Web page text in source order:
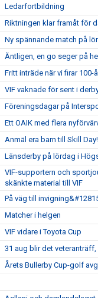
Ledarfortbildning
Riktningen klar framåt för
Ny spännande match på
Äntligen, en go seger på
Fritt inträde när vi firar 100-
VIF vaknade för sent i
Föreningsdagar på
Ett OAIK med flera
Anmäl era barn till Skill Day!
Länsderby på lördag i
VIF-supportern och
skänkte material till VIF
På väg till
Matcher i helgen
VIF vidare i Toyota Cup
31 aug blir det
Årets Bullerby Cup-golf